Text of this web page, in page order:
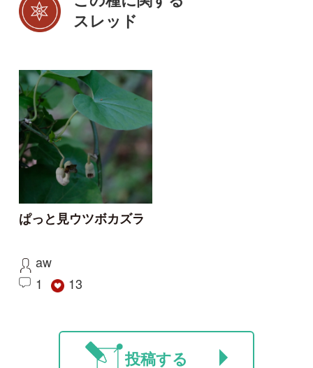
初めての方へ コース一覧
新規会員登録 掲載図鑑一覧
法人・研究機関で
ご利用の方へ
質問・報告掲示板
マイページ
｜有料会員利用規約｜お問い合わせ｜プライバ
シーについて
特定商取引法に基づく表示｜運営会社 ｜インプレスグル